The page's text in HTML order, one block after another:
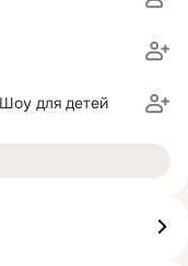
для детей